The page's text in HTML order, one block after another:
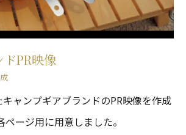
PR映像
ャンプギアブランドのPR映像を作成
ージ用に用意しました。